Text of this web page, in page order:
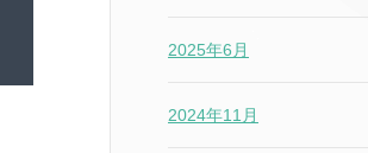
2025年6月
2024年11月